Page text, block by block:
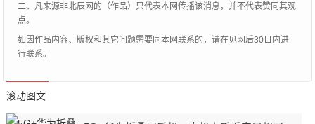
二、凡来源非北辰网的（作品）只代表本网传播该消息，并不代表赞同其观
点。
如因作品内容、版权和其它问题需要同本网联系的，请在见网后30日内进
行联系。
滚动图文